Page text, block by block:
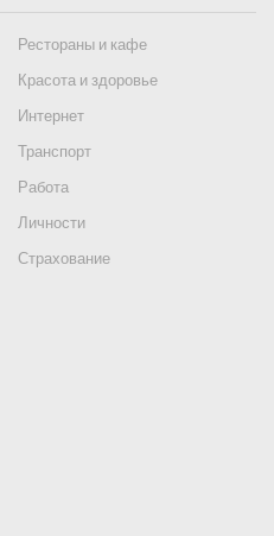
Рестораны и кафе
Красота и здоровье
Интернет
Транспорт
Работа
Личности
Страхование